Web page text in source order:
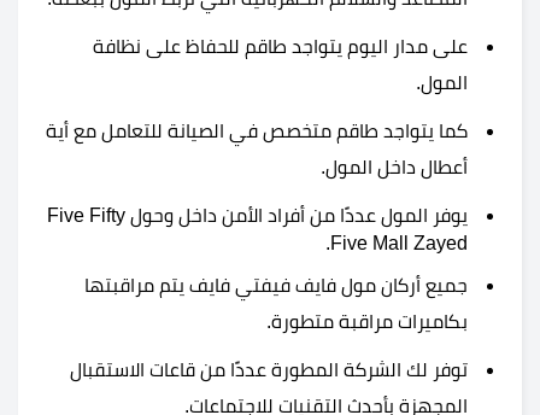
على مدار اليوم يتواجد طاقم للحفاظ على نظافة
المول.
كما يتواجد طاقم متخصص في الصيانة للتعامل مع أية
أعطال داخل المول.
يوفر المول عددًا من أفراد الأمن داخل وحول Five Fifty
Five Mall Zayed.
جميع أركان مول فايف فيفتي فايف يتم مراقبتها
بكاميرات مراقبة متطورة.
توفر لك الشركة المطورة عددًا من قاعات الاستقبال
المجهزة بأحدث التقنيات للاجتماعات.